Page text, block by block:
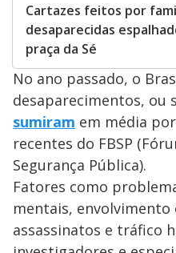
Cartazes feitos por
desaparecidas
praça da Sé
No ano passado, o
desaparecimentos, ou
sumiram em média
recentes do FBSP
Segurança Pública).
Fatores como
mentais, envolvimento
assassinatos e tráfico